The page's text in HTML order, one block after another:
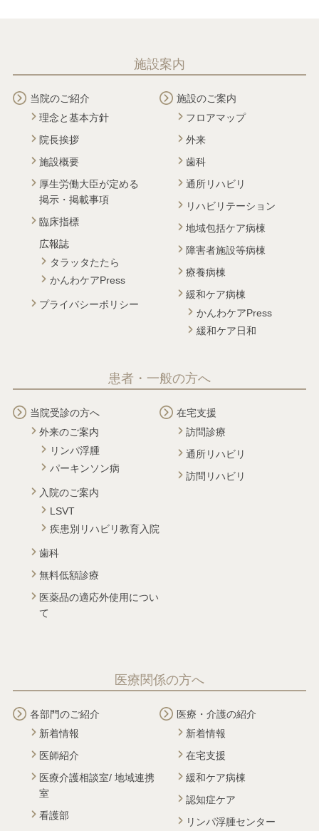
施設案内
当院のご紹介
理念と基本方針
院長挨拶
施設概要
厚生労働大臣が定める
掲示・掲載事項
臨床指標
広報誌
タラッタたたら
かんわケアPress
プライバシーポリシー
施設のご案内
フロアマップ
外来
歯科
通所リハビリ
リハビリテーション
地域包括ケア病棟
障害者施設等病棟
療養病棟
緩和ケア病棟
かんわケアPress
緩和ケア日和
患者・一般の方へ
当院受診の方へ
外来のご案内
リンパ浮腫
パーキンソン病
入院のご案内
LSVT
疾患別リハビリ教育入院
歯科
無料低額診療
医薬品の適応外使用につい
て
在宅支援
訪問診療
通所リハビリ
訪問リハビリ
医療関係の方へ
各部門のご紹介
新着情報
医師紹介
医療介護相談室/ 地域連携
室
看護部
医療・介護の紹介
新着情報
在宅支援
緩和ケア病棟
認知症ケア
リンパ浮腫センター